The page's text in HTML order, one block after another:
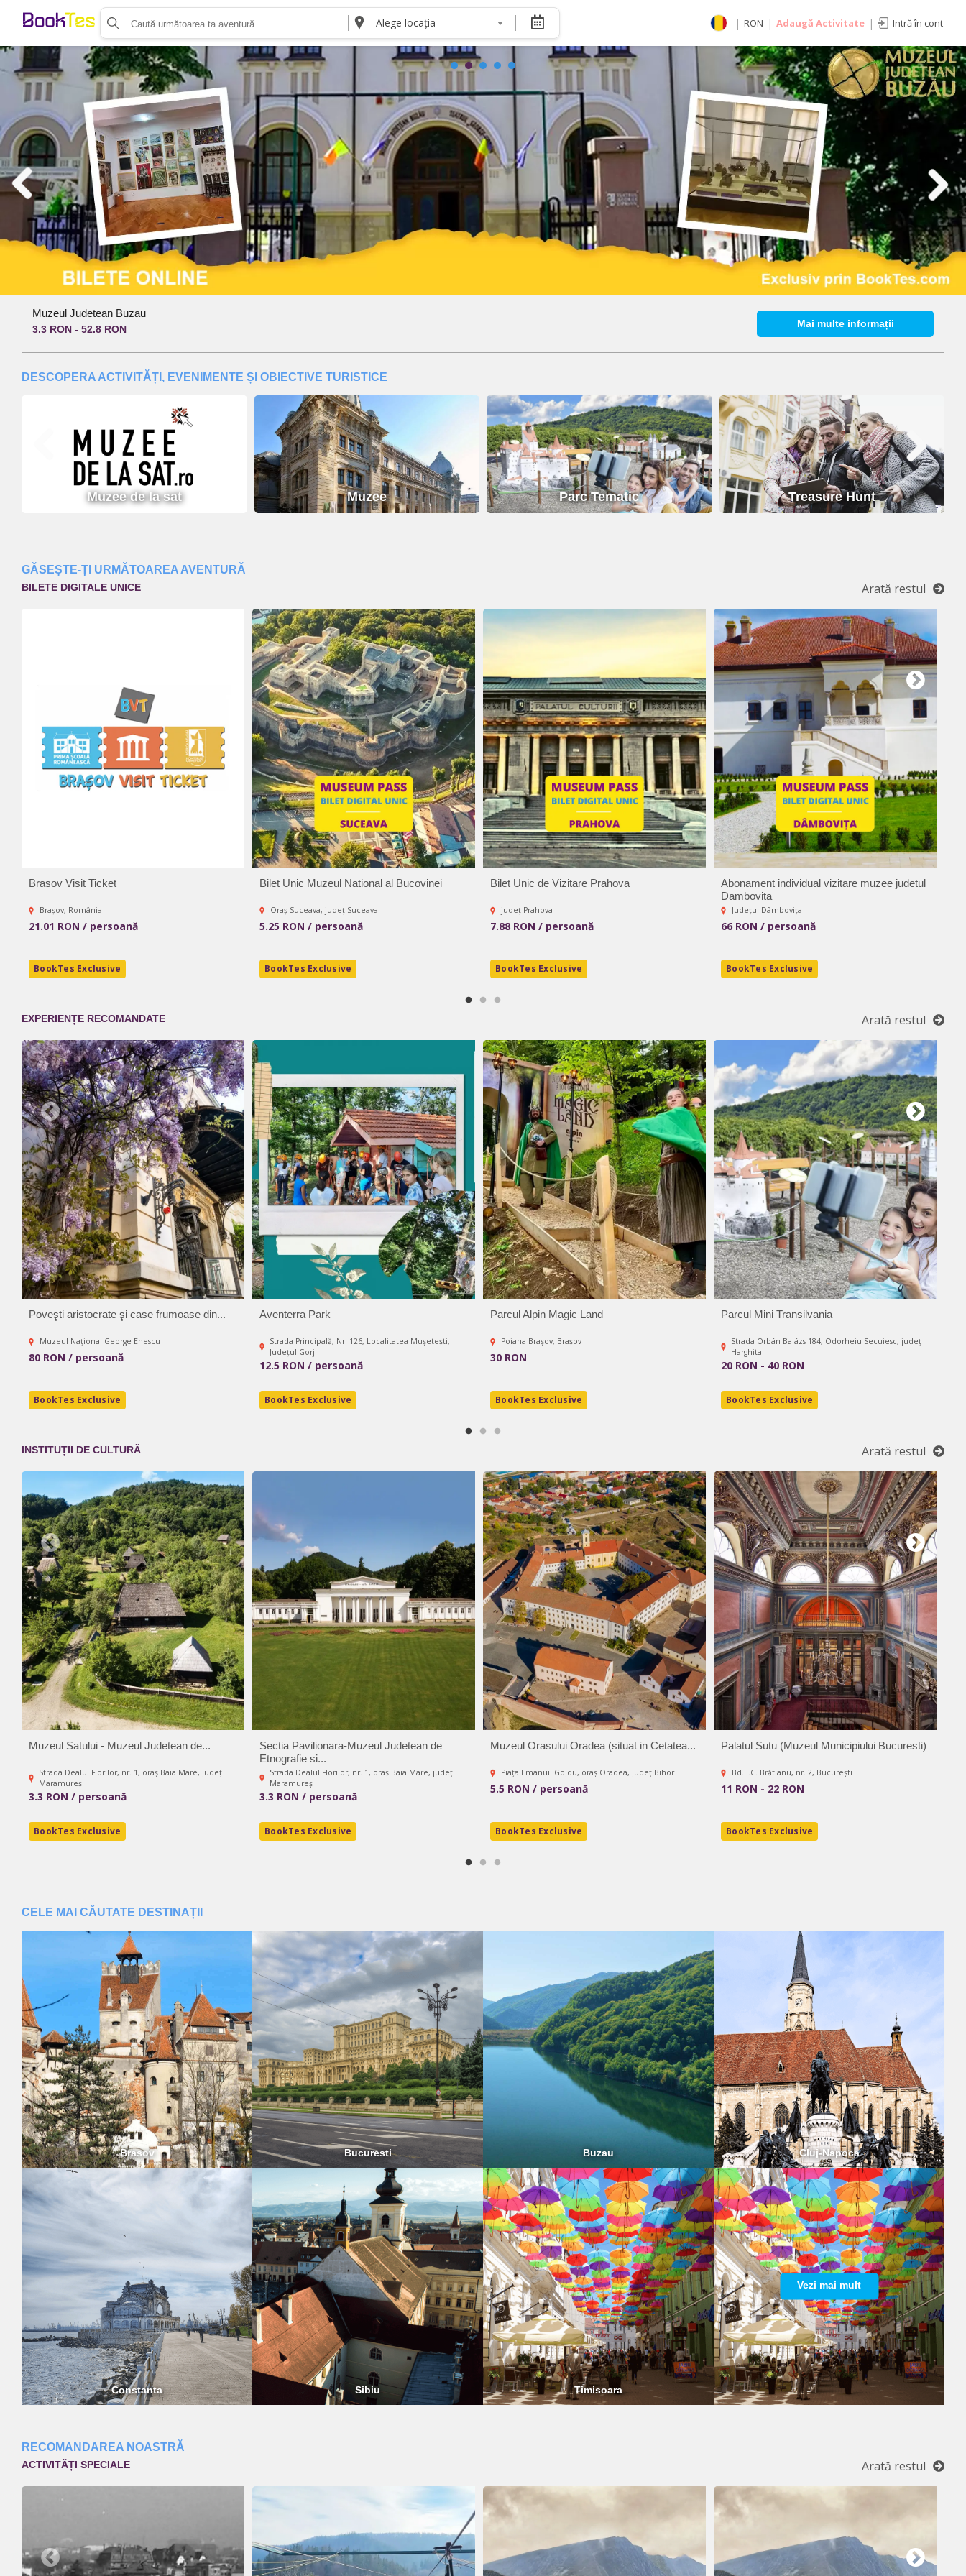
Alege locația | RON | Adaugă Activitate | Intră în cont
Organizează-ți activitatea
Listează-ți activitatea
Vinde bilete cu Booktes.com
Aplicația de control access
DESPRE NOI
Despre noi
Termeni și condiții pentru cumpărătorii de bilete
Termeni și condiții pentru organizatorii de evenimente
Politica de Confidențialitate
Politica cookie și publicitate
RON
EUR
USD
Muzeul Judetean Buzau
3.3 RON - 52.8 RON Mai multe informații
DESCOPERA ACTIVITĂȚI, EVENIMENTE ȘI OBIECTIVE TURISTICE
Muzee de la sat Muzee Parc Tematic Treasure Hunt
GĂSEȘTE-ȚI URMĂTOAREA AVENTURĂ
BILETE DIGITALE UNICE Arată restul
Brasov Visit Ticket
Brașov, România
21.01 RON / persoană
BookTes Exclusive
Bilet Unic Muzeul National al Bucovinei
Oraș Suceava, județ Suceava
5.25 RON / persoană
BookTes Exclusive
Bilet Unic de Vizitare Prahova
județ Prahova
7.88 RON / persoană
BookTes Exclusive
Abonament individual vizitare muzee judetul
Dambovita
Județul Dâmbovița
66 RON / persoană
BookTes Exclusive
EXPERIENȚE RECOMANDATE Arată restul
Poveşti aristocrate şi case frumoase din...
Muzeul Național George Enescu
80 RON / persoană
BookTes Exclusive
Aventerra Park
Strada Principală, Nr. 126, Localitatea Mușetești,
Județul Gorj
12.5 RON / persoană
BookTes Exclusive
Parcul Alpin Magic Land
Poiana Brașov, Brașov
30 RON
BookTes Exclusive
Parcul Mini Transilvania
Strada Orbán Balázs 184, Odorheiu Secuiesc, județ
Harghita
20 RON - 40 RON
BookTes Exclusive
INSTITUȚII DE CULTURĂ Arată restul
Muzeul Satului - Muzeul Judetean de...
Strada Dealul Florilor, nr. 1, oraș Baia Mare, județ
Maramureș
3.3 RON / persoană
BookTes Exclusive
Sectia Pavilionara-Muzeul Judetean de
Etnografie si...
Strada Dealul Florilor, nr. 1, oraș Baia Mare, județ
Maramureș
3.3 RON / persoană
BookTes Exclusive
Muzeul Orasului Oradea (situat in Cetatea...
Piața Emanuil Gojdu, oraș Oradea, județ Bihor
5.5 RON / persoană
BookTes Exclusive
Palatul Sutu (Muzeul Municipiului Bucuresti)
Bd. I.C. Brătianu, nr. 2, București
11 RON - 22 RON
BookTes Exclusive
CELE MAI CĂUTATE DESTINAȚII
Brasov Bucuresti Buzau Cluj-Napoca
Constanta Sibiu Timisoara
Vezi mai mult
RECOMANDAREA NOASTRĂ
ACTIVITĂȚI SPECIALE Arată restul